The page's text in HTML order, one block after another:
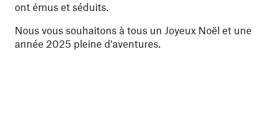
ont émus et séduits.
Nous vous souhaitons à tous un Joyeux Noël et une
année 2025 pleine d'aventures.